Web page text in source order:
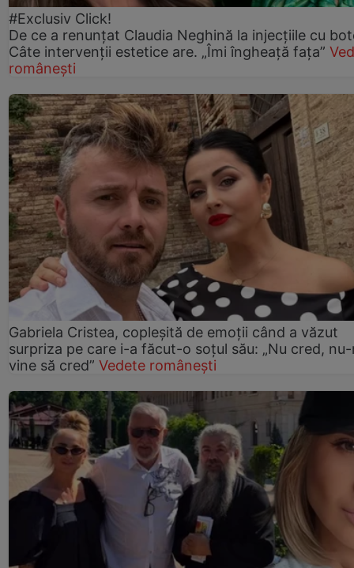
#Exclusiv Click!
De ce a renunțat Claudia Neghină la injecțiile cu
Câte intervenții estetice are. „Îmi îngheață fața”
românești
Gabriela Cristea, copleșită de emoții când a văzut
surpriza pe care i-a făcut-o soțul său: „Nu cred,
vine să cred” Vedete românești